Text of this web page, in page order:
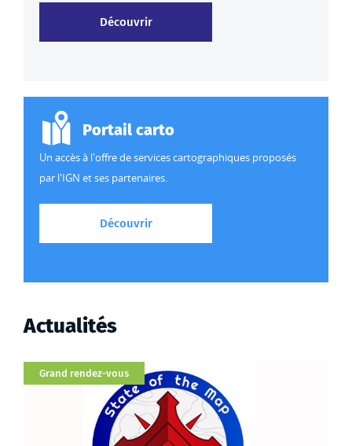
DécouvrirDécouvrir nos données et services
Portail carto
Un accès à l'offre de services cartographiques proposés
par l'IGN et ses partenaires.
DécouvrirDécouvrir l'offre de services
Actualités
Catégorie
Grand rendez-vous